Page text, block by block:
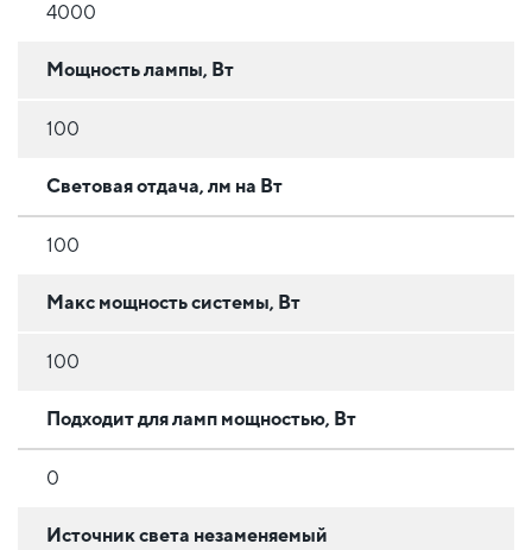
4000
Мощность лампы, Вт
100
Световая отдача, лм на Вт
100
Макс мощность системы, Вт
100
Подходит для ламп мощностью, Вт
0
Источник света незаменяемый